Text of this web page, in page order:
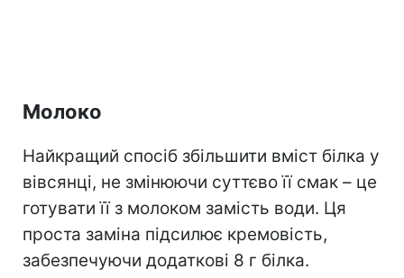
Молоко
Найкращий спосіб збільшити вміст білка у
вівсянці, не змінюючи суттєво її смак – це
готувати її з молоком замість води. Ця
проста заміна підсилює кремовість,
забезпечуючи додаткові 8 г білка.